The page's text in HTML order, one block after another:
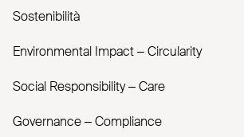
Sostenibilità
Envi­ronmental Impact – Cir­cularity
Social Responsibility – Care
Governance – Com­pliance